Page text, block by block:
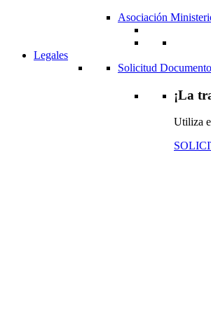
Asociación
Legales
Solicitud
¡La
Utiliza